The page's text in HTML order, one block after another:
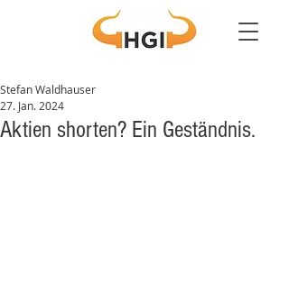
Aktien shorten? Ein Geständnis.
Stefan Waldhauser
27. Jan. 2024